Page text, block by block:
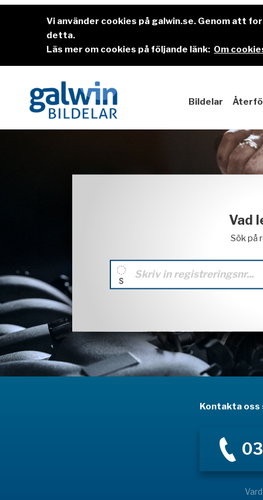
Vi använder cookies på galwin.se. Genom att
detta.
Läs mer om cookies på följande länk: Om
Bildelar
Vad
Sök på
Kontakta oss